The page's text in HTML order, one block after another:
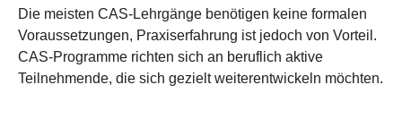
Die meisten CAS-Lehrgänge benötigen keine formalen
Voraussetzungen, Praxiserfahrung ist jedoch von Vorteil.
CAS-Programme richten sich an beruflich aktive
Teilnehmende, die sich gezielt weiterentwickeln möchten.